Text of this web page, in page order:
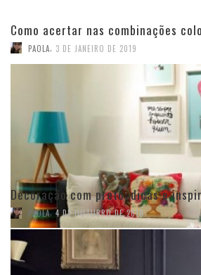
Como acertar nas combinações
PAOLA 3 DE JANEIRO DE 2019
Decoração com preto: dicas e
PAOLA, 4 DE OUTUBRO DE 2018